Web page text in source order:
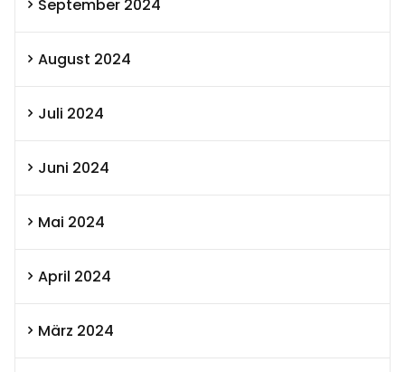
September 2024
August 2024
Juli 2024
Juni 2024
Mai 2024
April 2024
März 2024